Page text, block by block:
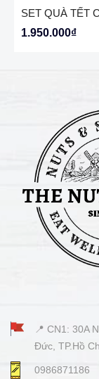
1.950.000₫
📍 CN1: 30A
Đức, TP.Hồ
0986871186